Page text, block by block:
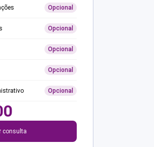
Opcional
Opcional
Opcional
Opcional
Opcional
consulta